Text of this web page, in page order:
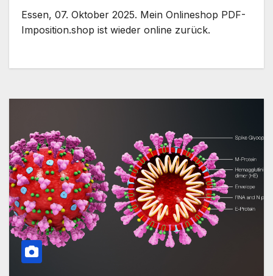
Essen, 07. Oktober 2025. Mein Onlineshop PDF-
Imposition.shop ist wieder online zurück.